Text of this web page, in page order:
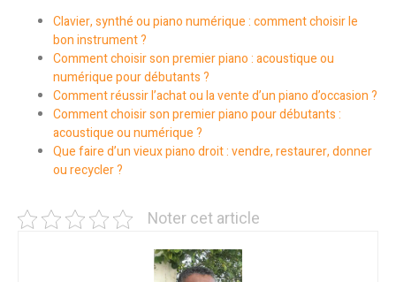
Clavier, synthé ou piano numérique : comment choisir le
bon instrument ?
Comment choisir son premier piano : acoustique ou
numérique pour débutants ?
Comment réussir l’achat ou la vente d’un piano d’occasion ?
Comment choisir son premier piano pour débutants :
acoustique ou numérique ?
Que faire d’un vieux piano droit : vendre, restaurer, donner
ou recycler ?
Noter cet article